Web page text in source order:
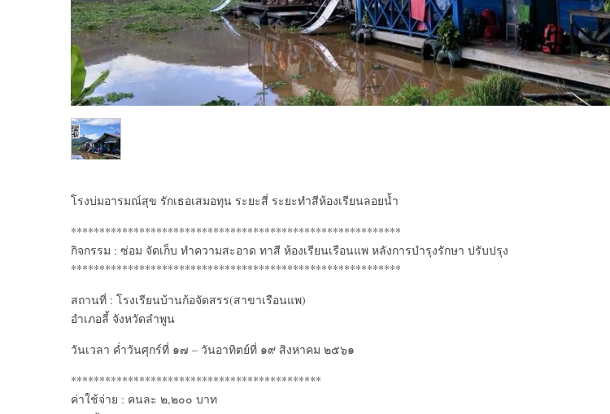
โรงบ่มอารมณ์สุข รักเธอเสมอทุน ระยะสี่ ระยะทำสีห้องเรียนลอยน้ำ
**********************************************************
กิจกรรม : ซ่อม จัดเก็บ ทำความสะอาด ทาสี ห้องเรียนเรือนแพ หลังการบำรุงรักษา ปรับปรุง
**********************************************************
สถานที่ : โรงเรียนบ้านก้อจัดสรร(สาขาเรือนแพ)
อำเภอลี้ จังหวัดลำพูน
วันเวลา ค่ำวันศุกร์ที่ ๑๗ – วันอาทิตย์ที่ ๑๙ สิงหาคม ๒๕๖๑
********************************************
ค่าใช้จ่าย : คนละ ๒,๒๐๐ บาท